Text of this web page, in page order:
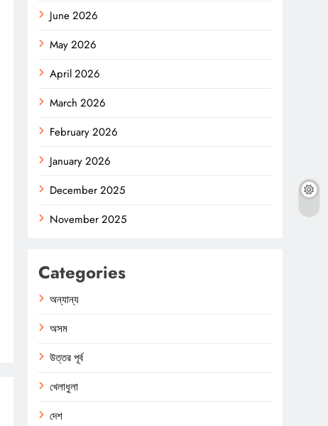
June 2026
May 2026
April 2026
March 2026
February 2026
January 2026
December 2025
November 2025
Categories
অন্যান্য
অসম
উত্তর পূর্ব
খেলাধুলা
দেশ